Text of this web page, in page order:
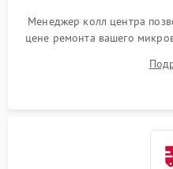
Менеджер колл центра
цене ремонта вашего